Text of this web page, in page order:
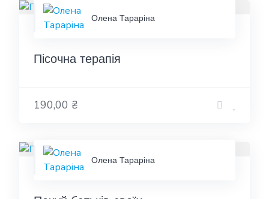
Олена Тараріна
Пісочна терапія
190,00 ₴
Олена Тараріна